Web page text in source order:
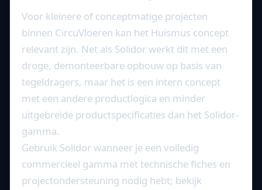
Voor kleinere of conceptmatige projecten
binnen CircuVloeren kan het Huismus concept
relevant zijn. Net als Solidor werkt dit met een
droge, demonteerbare opbouw op basis van
tegeldragers, maar het is een intern concept
met een andere productlogica en minder
uitgebreide productspecificaties dan het Solidor-
gamma.
Gebruik Solidor wanneer je een volledig
commercieel gamma met technische fiches en
projectondersteuning nodig hebt; bekijk